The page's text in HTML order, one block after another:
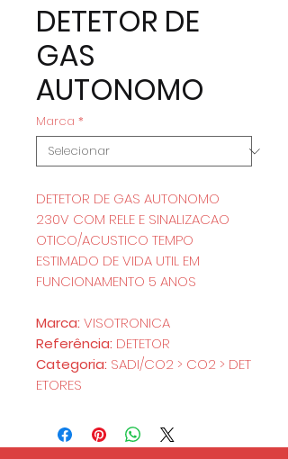
DETETOR DE
GAS
AUTONOMO
Marca *
DETETOR DE GAS AUTONOMO
230V COM RELE E SINALIZACAO
OTICO/ACUSTICO TEMPO
ESTIMADO DE VIDA UTIL EM
FUNCIONAMENTO 5 ANOS
Marca: VISOTRONICA
Referência: DETETOR
Categoria: SADI/CO2 > CO2 > DET
ETORES